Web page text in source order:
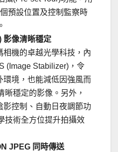
預設位置及控制監察時
影像清晰穩定
機的卓越光學科技，內
(Image Stabilizer)，令
境，也能減低因強風而
晰穩定的影像。另外，
控制、自動日夜調節功
技術全方位提升拍攝效
JPEG 同時傳送